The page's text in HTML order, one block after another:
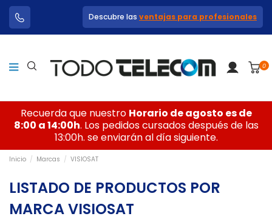
Descubre las ventajas para profesionales
0
Recuerda que nuestro Horario de agosto es de
8:00 a 14:00h. Los pedidos cursados después de las
13:00h. se enviarán al día siguiente.
Inicio Marcas VISIOSAT
LISTADO DE PRODUCTOS POR
MARCA VISIOSAT